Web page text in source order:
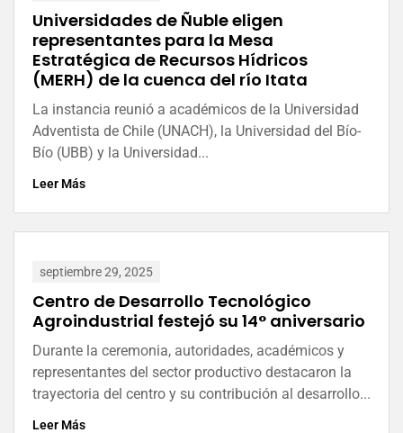
Universidades de Ñuble eligen
representantes para la Mesa
Estratégica de Recursos Hídricos
(MERH) de la cuenca del río Itata
La instancia reunió a académicos de la Universidad
Adventista de Chile (UNACH), la Universidad del Bío-
Bío (UBB) y la Universidad...
Leer Más
septiembre 29, 2025
Centro de Desarrollo Tecnológico
Agroindustrial festejó su 14° aniversario
Durante la ceremonia, autoridades, académicos y
representantes del sector productivo destacaron la
trayectoria del centro y su contribución al desarrollo...
Leer Más